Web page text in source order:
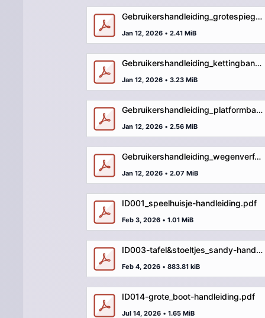
Gebruikershandleiding_grotespiegel.pdf
Jan 12, 2026 • 2.41 MiB
Gebruikershandleiding_kettingbank-verharding.pdf
Jan 12, 2026 • 3.23 MiB
Gebruikershandleiding_platformbank.pdf
Jan 12, 2026 • 2.56 MiB
Gebruikershandleiding_wegenverf.pdf
Jan 12, 2026 • 2.07 MiB
ID001_speelhuisje-handleiding.pdf
Feb 3, 2026 • 1.01 MiB
ID003-tafel&stoeltjes_sandy-handleiding.pdf
Feb 4, 2026 • 883.81 kiB
ID014-grote_boot-handleiding.pdf
Jul 14, 2026 • 1.65 MiB